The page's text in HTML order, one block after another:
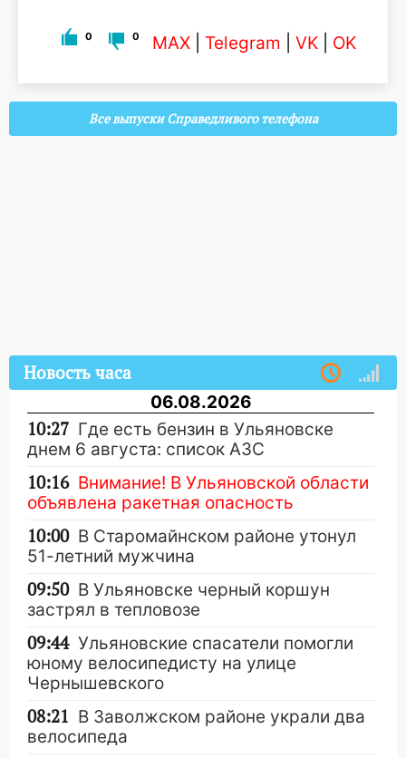
0 0 MAX Telegram VK OK
Все выпуски Справедливого телефона
Новость часа
06.08.2026
10:27 Где есть бензин в Ульяновске
днем 6 августа: список АЗС
10:16 Внимание! В Ульяновской области
объявлена ракетная опасность
10:00 В Старомайнском районе утонул
51-летний мужчина
09:50 В Ульяновске черный коршун
застрял в тепловозе
09:44 Ульяновские спасатели помогли
юному велосипедисту на улице
Чернышевского
08:21 В Заволжском районе украли два
велосипеда